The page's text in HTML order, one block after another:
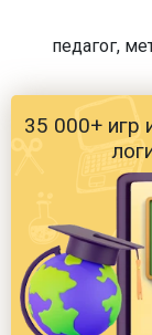
педагог,
35 000+ игр